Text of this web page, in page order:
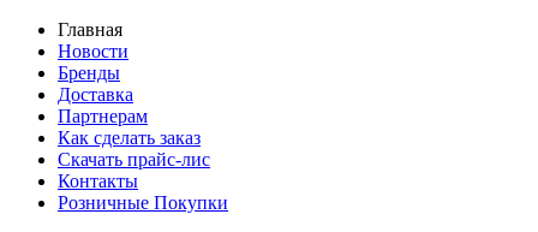
Главная
Новости
Бренды
Доставка
Партнерам
Как сделать заказ
Скачать прайс-лис
Контакты
Розничные Покупки